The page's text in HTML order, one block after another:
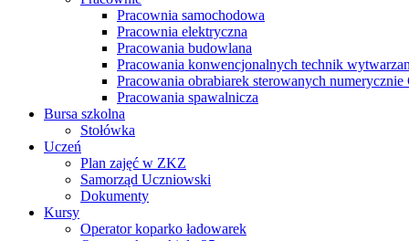
Pracownia samochodowa
Pracownia elektryczna
Pracowania budowlana
Pracowania konwencjonalnych technik
Pracowania obrabiarek sterowanych numerycznie
Pracowania spawalnicza
Bursa szkolna
Stołówka
Uczeń
Plan zajęć w ZKZ
Samorząd Uczniowski
Dokumenty
Kursy
Operator koparko ładowarek